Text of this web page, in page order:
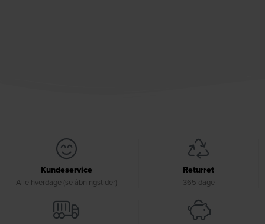
Kundeservice
Alle hverdage (se åbningstider)
Returret
365 dage